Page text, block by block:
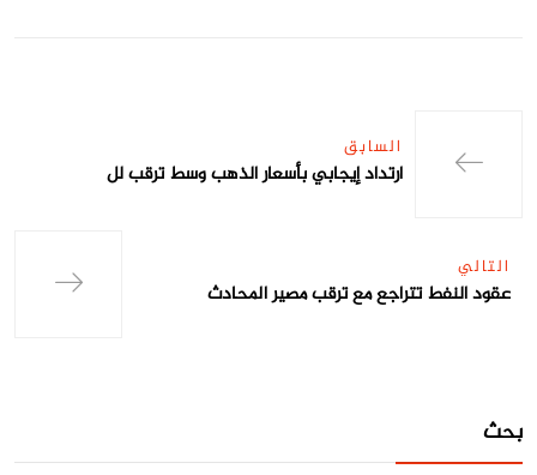
السابق
ارتداد إيجابي بأسعار الذهب وسط ترقب لل
التالي
عقود النفط تتراجع مع ترقب مصير المحادث
بحث